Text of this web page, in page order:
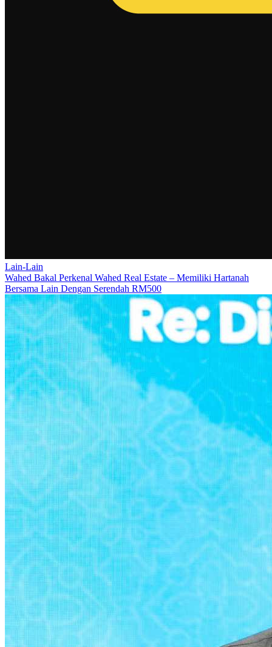
Lain-Lain
Wahed Bakal Perkenal Wahed Real Estate – Memiliki Hartanah
Bersama Lain Dengan Serendah RM500